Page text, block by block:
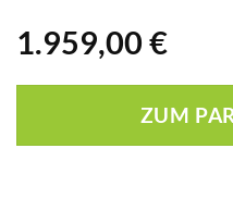
1.959,00 €
ZUM